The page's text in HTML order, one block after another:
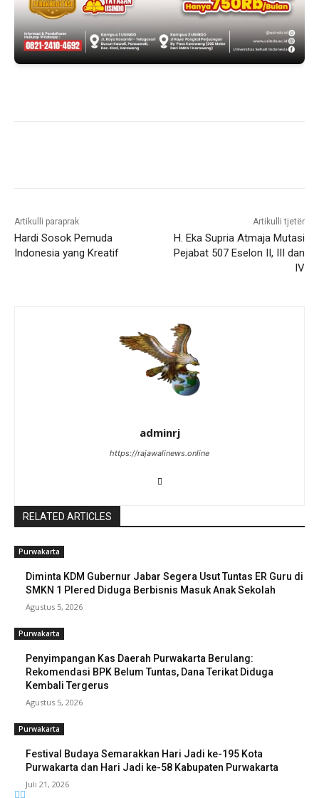
Artikulli paraprak
Hardi Sosok Pemuda
Indonesia yang Kreatif
Artikulli tjetër
H. Eka Supria Atmaja Mutasi
Pejabat 507 Eselon II, III dan
IV
adminrj
https://rajawalinews.online
RELATED ARTICLES
Purwakarta
Diminta KDM Gubernur Jabar Segera Usut Tuntas ER Guru di
SMKN 1 Plered Diduga Berbisnis Masuk Anak Sekolah
Agustus 5, 2026
Purwakarta
Penyimpangan Kas Daerah Purwakarta Berulang:
Rekomendasi BPK Belum Tuntas, Dana Terikat Diduga
Kembali Tergerus
Agustus 5, 2026
Purwakarta
Festival Budaya Semarakkan Hari Jadi ke-195 Kota
Purwakarta dan Hari Jadi ke-58 Kabupaten Purwakarta
Juli 21, 2026